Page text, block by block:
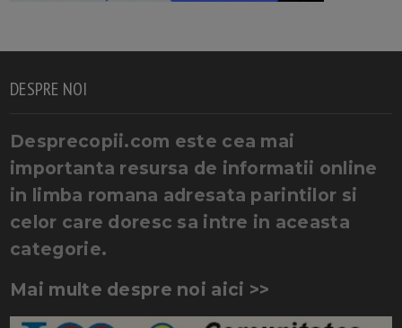
DESPRE NOI
Desprecopii.com este cea mai
importanta resursa de informatii online
in limba romana adresata parintilor si
celor care doresc sa intre in aceasta
categorie.
Mai multe despre noi aici >>